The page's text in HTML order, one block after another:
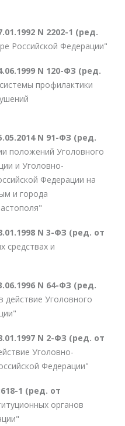
N 2202-1 (ред.
Российской Федерации"
N 120-ФЗ (ред.
профилактики
N 91-ФЗ (ред.
положений Уголовного
и Уголовно-
Федерации на
и города
N 3-ФЗ (ред. от
средствах и
N 64-ФЗ (ред.
действие Уголовного
N 2-ФЗ (ред. от
Уголовно-
Федерации"
1 (ред. от
органов